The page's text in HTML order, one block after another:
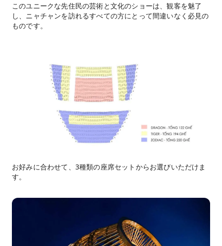
このユニークな先住民の芸術と文化のショーは、観客を魅了
し、ニャチャンを訪れるすべての方にとって間違いなく必見の
ものです。
お好みに合わせて、3種類の座席セットからお選びいただけま
す。